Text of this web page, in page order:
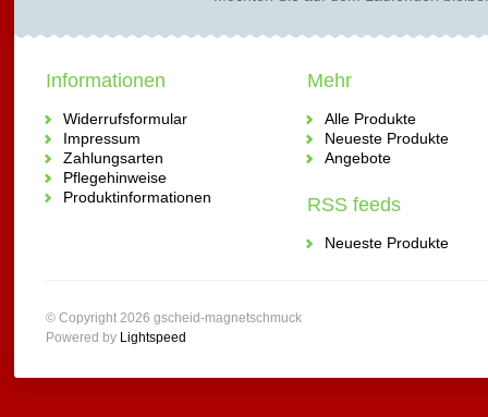
Informationen
Widerrufsformular
Impressum
Zahlungsarten
Pflegehinweise
Produktinformationen
Mehr
Alle Produkte
Neueste Produkte
Angebote
RSS feeds
Neueste Produkte
© Copyright 2026 gscheid-magnetschmuck
Powered by Lightspeed